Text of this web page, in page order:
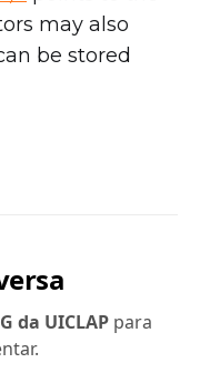
may also
be stored